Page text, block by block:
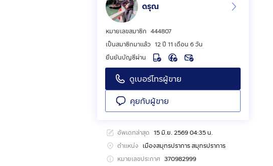
ดรุณ
หมายเลขสมาชิก 444807
เป็นสมาชิกมาแล้ว 12 ปี 11 เดือน 6 วัน
ยืนยันบัญชีผ่าน
ดูเบอร์โทรผู้ขาย
คุยกับผู้ขาย
อัพเดทล่าสุด 15 มิ.ย. 2569 04:35 น.
ตำแหน่ง เมืองสมุทรปราการ สมุทรปราการ
หมายเลขประกาศ 370982999